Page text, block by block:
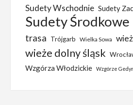
Sudety Wschodnie Sudety
Sudety Środkowe
trasa Trójgarb Wielka Sowa
wieże dolny śląsk
Wzgórza Włodzickie Wzgórze